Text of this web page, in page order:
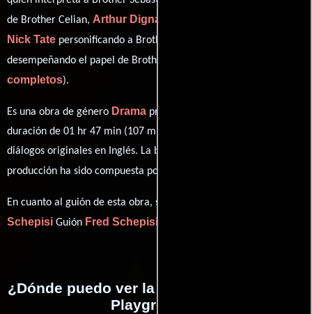
de Brother Celian, Arthur Dignam
Nick Tate personificando a Brother Victor y
desempeñando el papel de Brother James (
completos).
Es una obra de género Drama producida en Australia. Con una
duración de 01 hr 47 min (107 minutos), esta película tiene
diálogos originales en Inglés. La banda sonora para esta
producción ha sido compuesta por
En cuanto al guión de esta obra, se encuentra a cargo de
Schepisi Guión Fred Schepisi
¿Dónde puedo ver la películas The Devil's
Playground?